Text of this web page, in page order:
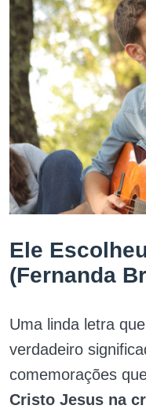
Ele
(Fernanda
Uma linda letra
verdadeiro
comemorações
Cristo Jesus na